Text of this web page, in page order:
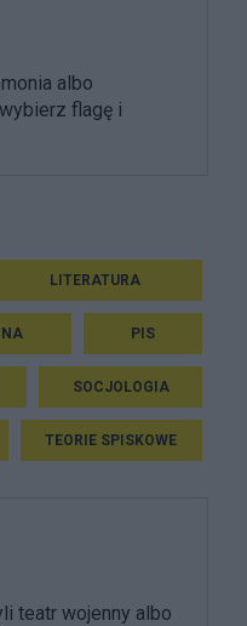
albo
flagę i
LITERATURA
PIS
SOCJOLOGIA
TEORIE SPISKOWE
teatr wojenny albo